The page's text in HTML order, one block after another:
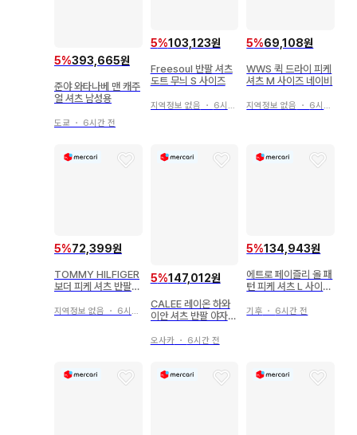
5%393,665원
준야 와타나베 맨 캐주
얼 셔츠 남성용
도쿄 ・ 6시간 전
5%103,123원
Freesoul 반팔 셔츠
도트 무늬 S 사이즈
지역정보 없음 ・ 6시간 전
5%69,108원
WWS 퀵 드라이 피케
셔츠 M 사이즈 네이비
지역정보 없음 ・ 6시간 전
5%72,399원
TOMMY HILFIGER
보더 피케 셔츠 반팔
지역정보 없음 ・ 6시간 전
5%147,012원
CALEE 레이온 하와
이안 셔츠 반팔 야자수
오사카・ 6시간 전
5%134,943원
에트로 페이즐리 올 패
턴 피케 셔츠 L 사이즈
남성용
기후 ・ 6시간 전